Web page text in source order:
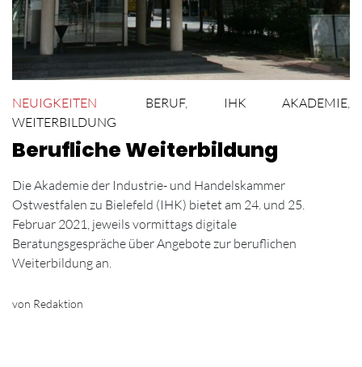
NEUIGKEITEN BERUF, IHK AKADEMIE,
WEITERBILDUNG
Berufliche Weiterbildung
Die Akademie der Industrie- und Handelskammer
Ostwestfalen zu Bielefeld (IHK) bietet am 24. und 25.
Februar 2021, jeweils vormittags digitale
Beratungsgespräche über Angebote zur beruflichen
Weiterbildung an.
von Redaktion